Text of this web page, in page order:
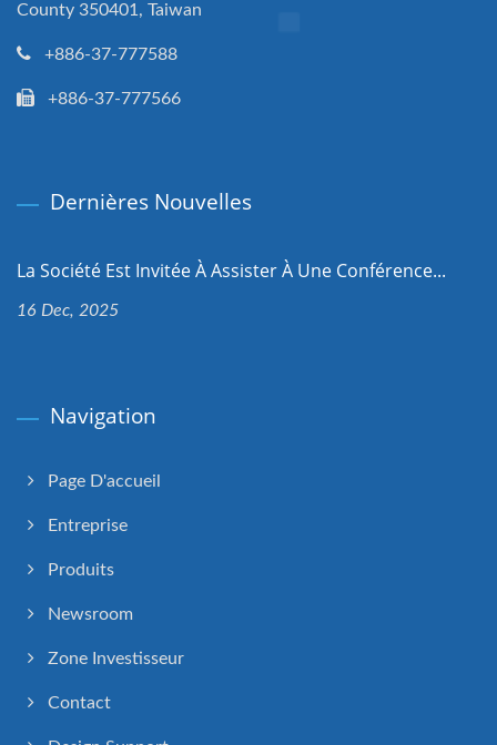
County 350401, Taiwan
+886-37-777588
+886-37-777566
Dernières Nouvelles
La Société Est Invitée À Assister À Une Conférence...
16 Dec, 2025
Navigation
Page D'accueil
Entreprise
Produits
Newsroom
Zone Investisseur
Contact